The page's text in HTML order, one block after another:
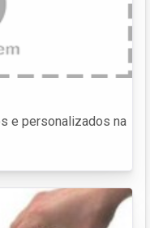
e personalizados na